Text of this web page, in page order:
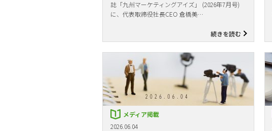
誌「九州マーケティングアイズ」 (2026年7月号)
に、代表取締役社長CEO 倉橋美…
続きを読む
メディア掲載
2026.06.04